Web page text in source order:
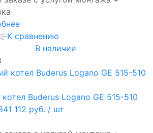
К сравнению
В наличии
Buderus Logano GE 515-510
112 руб. / шт